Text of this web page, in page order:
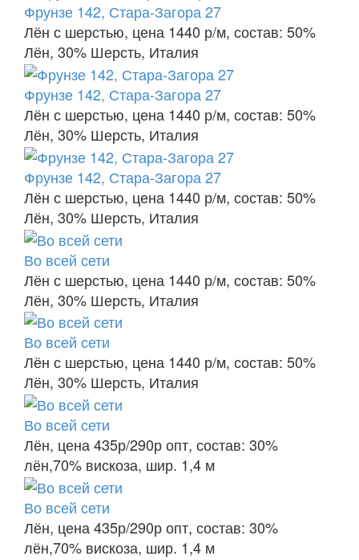
Фрунзе 142, Стара-Загора 27
Лён с шерстью, цена 1440 р/м, состав: 50%
Лён, 30% Шерсть, Италия
Фрунзе 142, Стара-Загора 27
Лён с шерстью, цена 1440 р/м, состав: 50%
Лён, 30% Шерсть, Италия
Фрунзе 142, Стара-Загора 27
Лён с шерстью, цена 1440 р/м, состав: 50%
Лён, 30% Шерсть, Италия
Во всей сети
Лён с шерстью, цена 1440 р/м, состав: 50%
Лён, 30% Шерсть, Италия
Во всей сети
Лён с шерстью, цена 1440 р/м, состав: 50%
Лён, 30% Шерсть, Италия
Во всей сети
Лён, цена 435р/290р опт, состав: 30%
лён,70% вискоза, шир. 1,4 м
Во всей сети
Лён, цена 435р/290р опт, состав: 30%
лён,70% вискоза, шир. 1,4 м